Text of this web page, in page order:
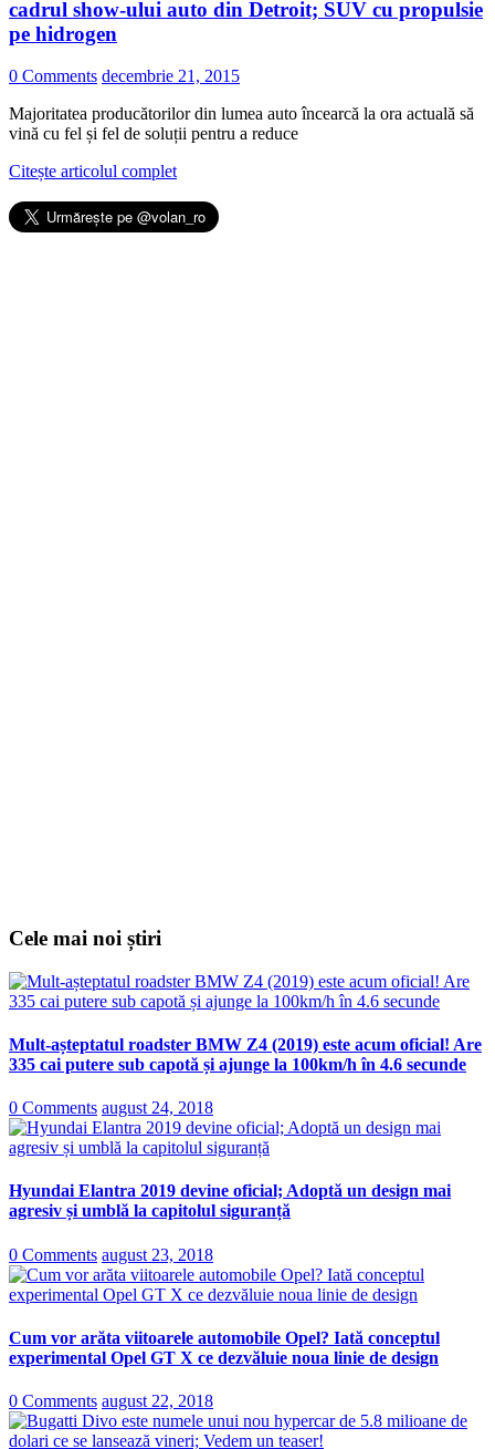
cadrul show-ului auto din Detroit; SUV cu propulsie
pe hidrogen
0 Comments decembrie 21, 2015
Majoritatea producătorilor din lumea auto încearcă la ora actuală să
vină cu fel și fel de soluții pentru a reduce
Citește articolul complet
Cele mai noi știri
Mult-așteptatul roadster BMW Z4 (2019) este acum oficial! Are
335 cai putere sub capotă și ajunge la 100km/h în 4.6 secunde
0 Comments august 24, 2018
Hyundai Elantra 2019 devine oficial; Adoptă un design mai
agresiv și umblă la capitolul siguranță
0 Comments august 23, 2018
Cum vor arăta viitoarele automobile Opel? Iată conceptul
experimental Opel GT X ce dezvăluie noua linie de design
0 Comments august 22, 2018